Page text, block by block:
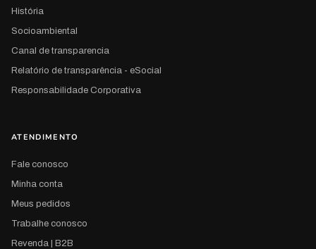
História
Socioambiental
Canal de transparencia
Relatório de transparência - eSocial
Responsabilidade Corporativa
ATENDIMENTO
Fale conosco
Minha conta
Meus pedidos
Trabalhe conosco
Revenda | B2B